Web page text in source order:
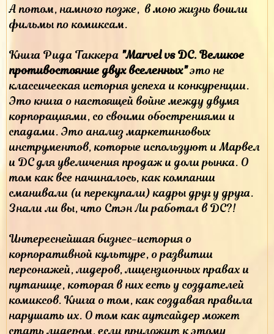
А потом, намного позже, в мою жизнь вошли
фильмы по комиксам.
Книга Рида Таккера "Marvel vs DC. Великое
противостояние двух вселенных"это не
классическая история успеха и конкуренции.
Это книга о настоящей войне между двумя
корпорациями, со своими обострениями и
спадами. Это анализ маркетинговых
инструментов, которые иcпользуют и Марвел
и ДС для увеличения продаж и доли рынка. О
том как все начиналось, как компании
сманивали (и перекупали) кадры друг у друга.
Знали ли вы, что Стэн Ли работал в ДС?!
Интереснейшая бизнес-история о
корпоративной культуре, о развитии
персонажей, лидеров, лицензионных правах и
путанице, которая в них есть у создателей
комиксов. Книга о том, как создавая правила
нарушать их. О том как аутсайдер может
стать лидером, если приложит к этому